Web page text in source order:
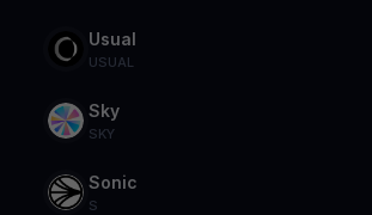
Usual
USUAL
Sky
SKY
Sonic
S